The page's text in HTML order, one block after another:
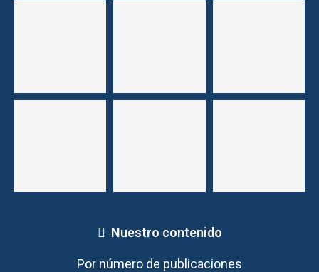
Nuestro contenido
Por número de publicaciones